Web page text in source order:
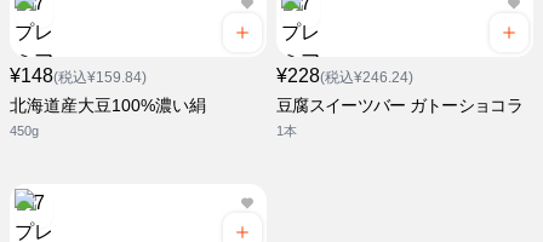
¥148(税込¥159.84)
北海道産大豆100%濃い絹
450g
¥228(税込¥246.24)
豆腐スイーツバー ガトーショコラ
1本